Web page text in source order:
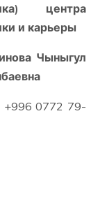
центра
и карьеры
Чыныгул
0772 79-